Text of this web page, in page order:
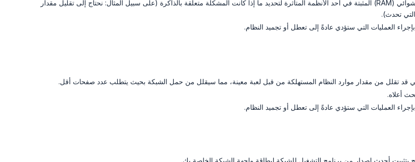
قم بزيادة ذاكرة الوصول العشوائي (RAM) المثبتة في أحد الأنظمة المتأثرة لتحديد ما إذا كانت المشكلة متعلقة بالذاكرة (على سبيل المثال: نحتاج إلى تقليل مقدار
تحدث).
بإجراء العمليات التي ستؤدي عادةً إلى تعطل أو تجميد النظام.
قد تقلل من مقدار موارد النظام المستهلكة من قبل لعبة معينة، مما سيقلل من حمل الشبكة بحيث يتطلب عدد صفحات أقل.
أعلاه.
بإجراء العمليات التي ستؤدي عادةً إلى تعطل أو تجميد النظام.
بتثبيت أحدث إصدار من برنامج التشغيل للشبكة لبطاقة واجهة الشبكة الخاصة بك.